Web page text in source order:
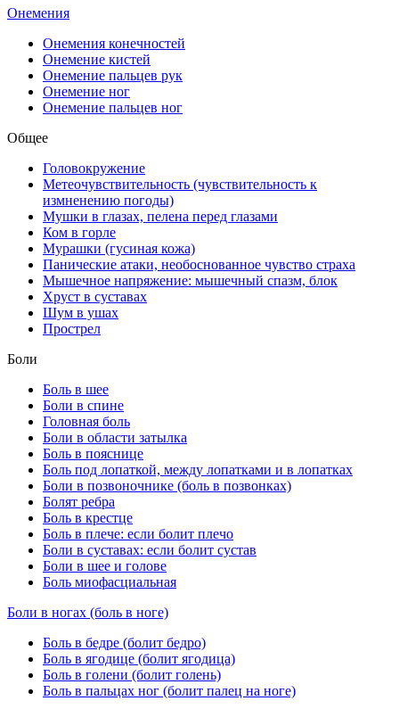
Онемения
Онемения конечностей
Онемение кистей
Онемение пальцев рук
Онемение ног
Онемение пальцев ног
Общее
Головокружение
Метеочувствительность (чувствительность к
измненению погоды)
Мушки в глазах, пелена перед глазами
Ком в горле
Мурашки (гусиная кожа)
Панические атаки, необоснованное чувство страха
Мышечное напряжение: мышечный спазм, блок
Хруст в суставах
Шум в ушах
Прострел
Боли
Боль в шее
Боли в спине
Головная боль
Боли в области затылка
Боль в пояснице
Боль под лопаткой, между лопатками и в лопатках
Боли в позвоночнике (боль в позвонках)
Болят ребра
Боль в крестце
Боль в плече: если болит плечо
Боли в суставах: если болит сустав
Боли в шее и голове
Боль миофасциальная
Боли в ногах (боль в ноге)
Боль в бедре (болит бедро)
Боль в ягодице (болит ягодица)
Боль в голени (болит голень)
Боль в пальцах ног (болит палец на ноге)